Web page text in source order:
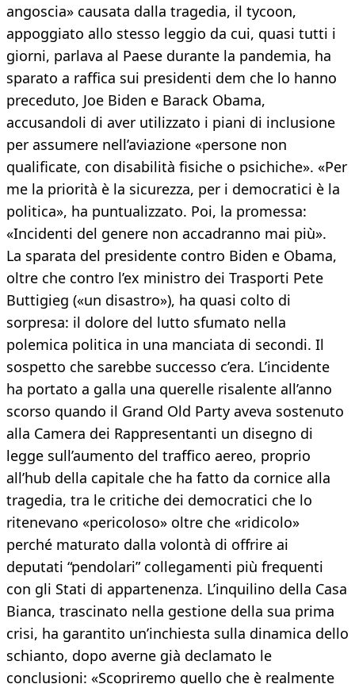
angoscia» causata dalla tragedia, il tycoon,
appoggiato allo stesso leggio da cui, quasi tutti i
giorni, parlava al Paese durante la pandemia, ha
sparato a raffica sui presidenti dem che lo hanno
preceduto, Joe Biden e Barack Obama,
accusandoli di aver utilizzato i piani di inclusione
per assumere nell’aviazione «persone non
qualificate, con disabilità fisiche o psichiche». «Per
me la priorità è la sicurezza, per i democratici è la
politica», ha puntualizzato. Poi, la promessa:
«Incidenti del genere non accadranno mai più».
La sparata del presidente contro Biden e Obama,
oltre che contro l’ex ministro dei Trasporti Pete
Buttigieg («un disastro»), ha quasi colto di
sorpresa: il dolore del lutto sfumato nella
polemica politica in una manciata di secondi. Il
sospetto che sarebbe successo c’era. L’incidente
ha portato a galla una querelle risalente all’anno
scorso quando il Grand Old Party aveva sostenuto
alla Camera dei Rappresentanti un disegno di
legge sull’aumento del traffico aereo, proprio
all’hub della capitale che ha fatto da cornice alla
tragedia, tra le critiche dei democratici che lo
ritenevano «pericoloso» oltre che «ridicolo»
perché maturato dalla volontà di offrire ai
deputati “pendolari” collegamenti più frequenti
con gli Stati di appartenenza. L’inquilino della Casa
Bianca, trascinato nella gestione della sua prima
crisi, ha garantito un’inchiesta sulla dinamica dello
schianto, dopo averne già declamato le
conclusioni: «Scopriremo quello che è realmente